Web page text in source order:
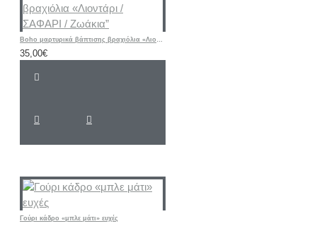
Boho μαρτυρικά βάπτισης βραχιόλια «Λιοντάρι / ΣΑΦΑΡΙ / Ζωάκια”
35,00€
Γούρι κάδρο «μπλε μάτι» ευχές